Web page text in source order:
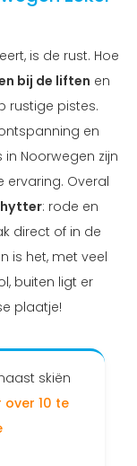
is de rust. Hoe
bij de liften en
rustige pistes.
en
Noorwegen zijn
ervaring. Overal
hytter: rode en
direct of in de
is het, met veel
buiten ligt er
plaatje!
skiën
over 10 te